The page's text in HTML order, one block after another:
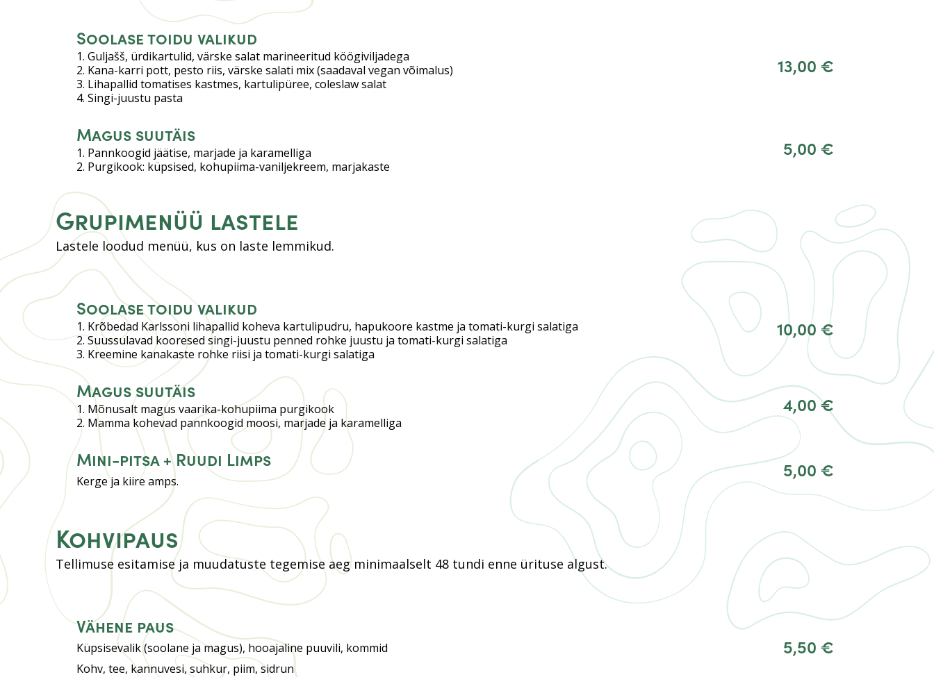
Soolase toidu valikud
Guljašš, ürdikartulid, värske salat marineeritud köögiviljadega
Kana-karri pott, pesto riis, värske salati mix (saadaval vegan võimalus)
Lihapallid tomatises kastmes, kartulipüree, coleslaw salat
Singi-juustu pasta
13,00 €
Magus suutäis
Pannkoogid jäätise, marjade ja karamelliga
Purgikook: küpsised, kohupiima-vaniljekreem, marjakaste
5,00 €
Grupimenüü lastele
Lastele loodud menüü, kus on laste lemmikud.
Soolase toidu valikud
Krõbedad Karlssoni lihapallid koheva kartulipudru, hapukoore kastme ja tomati-kurgi salatiga
Suussulavad kooresed singi-juustu penned rohke juustu ja tomati-kurgi salatiga
Kreemine kanakaste rohke riisi ja tomati-kurgi salatiga
10,00 €
Magus suutäis
Mõnusalt magus vaarika-kohupiima purgikook
Mamma kohevad pannkoogid moosi, marjade ja karamelliga
4,00 €
Mini-pitsa + Ruudi Limps
Kerge ja kiire amps. 5,00 €
Kohvipaus
Tellimuse esitamise ja muudatuste tegemise aeg minimaalselt 48 tundi enne ürituse algust.
Vähene paus
Küpsisevalik (soolane ja magus), hooajaline puuvili, kommid
Kohv, tee, kannuvesi, suhkur, piim, sidrun
5,50 €